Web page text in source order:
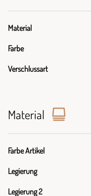
Material
Farbe
Verschlussart
Material
Farbe Artikel
Legierung
Legierung 2